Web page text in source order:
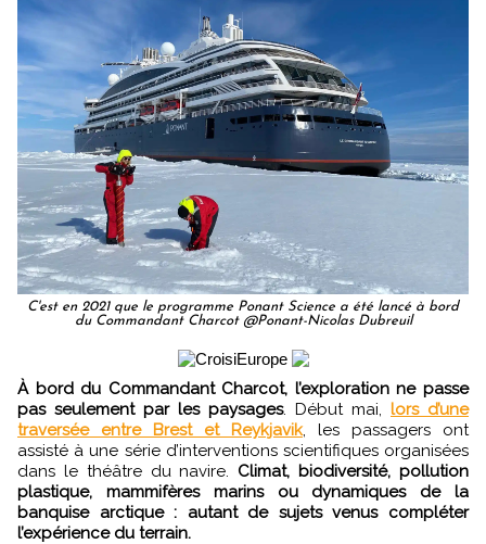
C'est en 2021 que le programme Ponant Science a été lancé à bord
du Commandant Charcot @Ponant-Nicolas Dubreuil
À bord du Commandant Charcot, l’exploration ne passe
pas seulement par les paysages. Début mai, lors d’une
traversée entre Brest et Reykjavik, les passagers ont
assisté à une série d’interventions scientifiques organisées
dans le théâtre du navire. Climat, biodiversité, pollution
plastique, mammifères marins ou dynamiques de la
banquise arctique : autant de sujets venus compléter
l’expérience du terrain.